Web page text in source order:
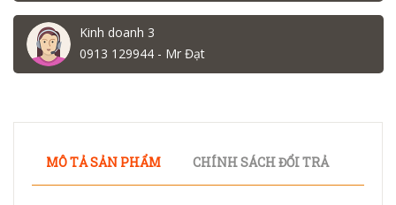
Kinh doanh 3
0913 129944 - Mr Đạt
MÔ TẢ SẢN PHẨM CHÍNH SÁCH ĐỔI TRẢ